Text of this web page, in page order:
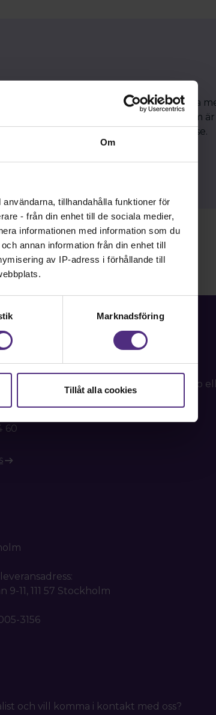
Om
tillhandahålla funktioner för
- från din enhet till de sociala medier,
informationen med information som du
annan information från din enhet till
av IP-adress i förhållande till
Marknadsföring
Tillåt alla cookies
på vår webbplats! För att läsa
är enbart tillgänglig för dig som är
att logga in? Hör av dig till kansli@srat.se.
på SRAT med frågor om ditt medlemskap
60
9-11, 111 57 Stockholm
3156
och vill komma i kontakt med oss?